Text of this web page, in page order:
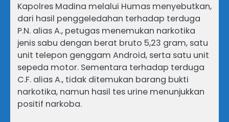
Kapolres Madina melalui Humas menyebutkan,
dari hasil penggeledahan terhadap terduga
P.N. alias A., petugas menemukan narkotika
jenis sabu dengan berat bruto 5,23 gram, satu
unit telepon genggam Android, serta satu unit
sepeda motor. Sementara terhadap terduga
C.F. alias A., tidak ditemukan barang bukti
narkotika, namun hasil tes urine menunjukkan
positif narkoba.